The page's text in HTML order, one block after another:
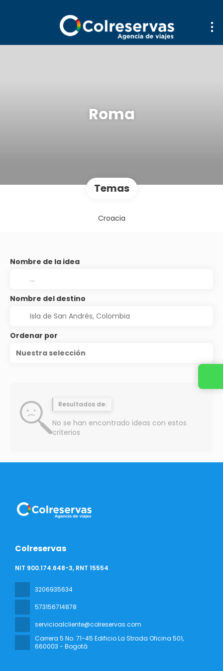
Roma
Temas
Croacia
Nombre de la idea
Nombre del destino
Ordenar por
Nuestra selección
Resultados de:
No se han encontrado ideas con estos
criterios
Colreservas
NIT 900.174.648-3, RNT 15554
3206935634
573156714878
servicioalcliente@colreservas.com
Carrera 5 No. 71-45 Edificio La Strada Oficina 501,
660003 - Bogotá